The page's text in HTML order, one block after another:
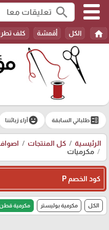
search
home الكل أقمشة كلف
ballotطلباتي السابقة emoji_emotionsآراء زبائننا
الرئيسية كل المنتجات
مكرميات
كود الخصم P
الكل مكرمية بوليستر مكرمية قطن